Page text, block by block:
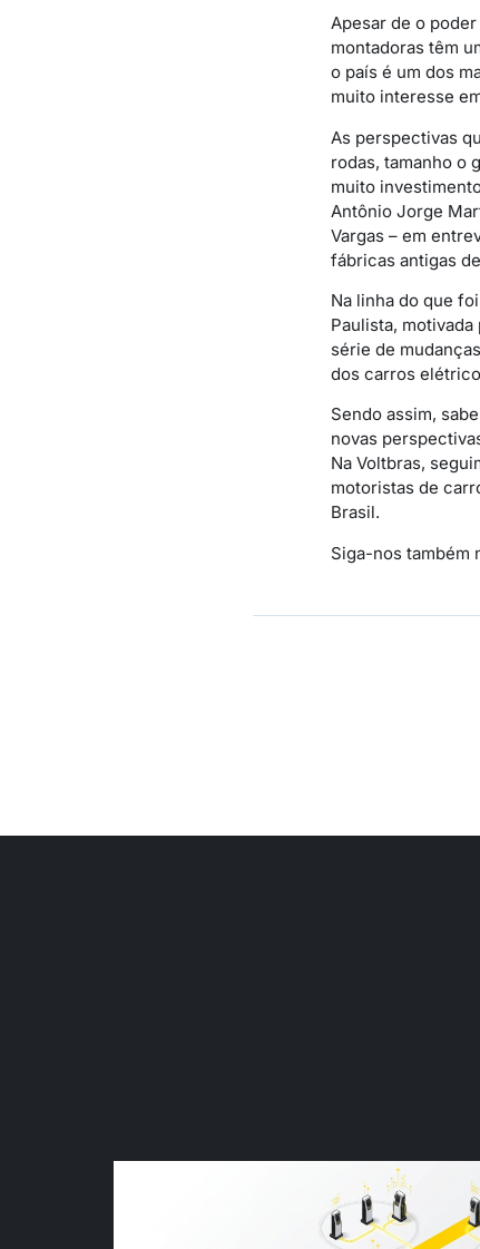
Apesar de o
montadoras têm
o país é um dos
muito interesse
As perspectivas
rodas, tamanho o
muito
Antônio Jorge
Vargas – em
fábricas antigas
Na linha do que
Paulista,
série de
dos carros
Sendo assim,
novas
Na Voltbras,
motoristas de
Brasil.
Siga-nos também